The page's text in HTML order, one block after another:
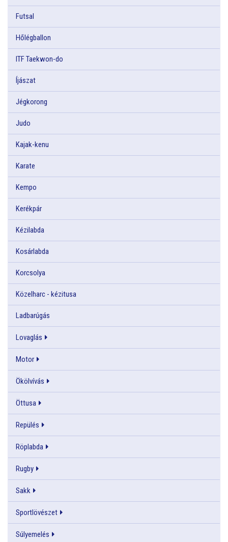
Futsal
Hőlégballon
ITF Taekwon-do
Íjászat
Jégkorong
Judo
Kajak-kenu
Karate
Kempo
Kerékpár
Kézilabda
Kosárlabda
Korcsolya
Közelharc - kézitusa
Ladbarúgás
Lovaglás
Motor
Ökölvívás
Öttusa
Repülés
Röplabda
Rugby
Sakk
Sportlövészet
Súlyemelés